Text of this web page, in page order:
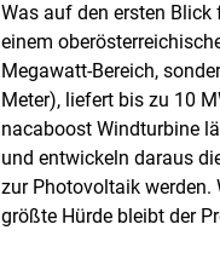
Was auf den ersten
einem
Megawatt-Bereich,
Meter), liefert bis zu 10
nacaboost Windturbine
und entwickeln daraus
zur Photovoltaik
größte Hürde bleibt der